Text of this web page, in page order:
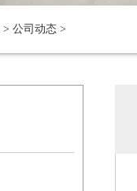
> 公司动态 >